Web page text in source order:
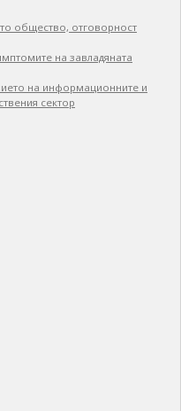
общество, отговорност
на завладяната
на информационните и
сектор